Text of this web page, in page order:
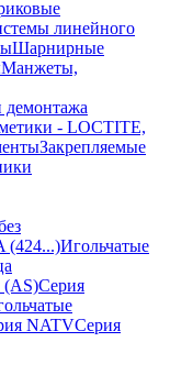
линейного
Шарнирные
Манжеты,
- LOCTITE,
Закрепляемые
(424...)Игольчатые
(AS)Серия
NATVСерия